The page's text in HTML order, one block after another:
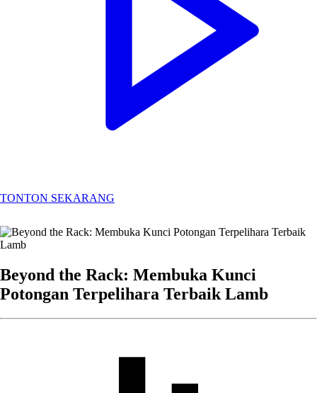
TONTON SEKARANG
Beyond the Rack: Membuka Kunci
Potongan Terpelihara Terbaik Lamb